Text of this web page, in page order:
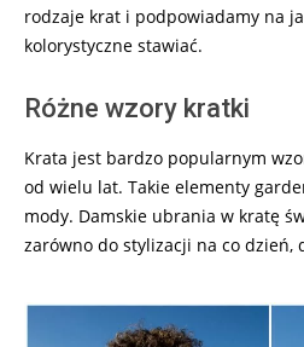
rodzaje krat i podpowiadamy na
kolorystyczne stawiać.
Różne wzory kratki
Krata jest bardzo popularnym
od wielu lat. Takie elementy
mody. Damskie ubrania w kratę
zarówno do stylizacji na co dzień,